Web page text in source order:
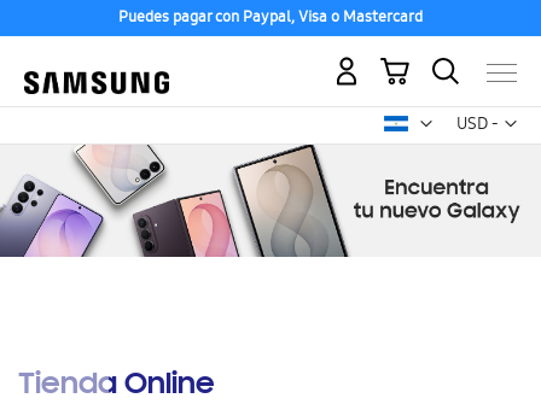
Puedes pagar con Paypal, Visa o Mastercard
USD -
dólar
Mi carrito
Tienda Online